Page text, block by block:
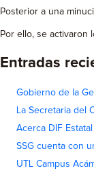
Posterior a una
Por ello, se
Entradas
Gobierno de la
La Secretaria del
Acerca DIF
SSG cuenta con
UTL Campus